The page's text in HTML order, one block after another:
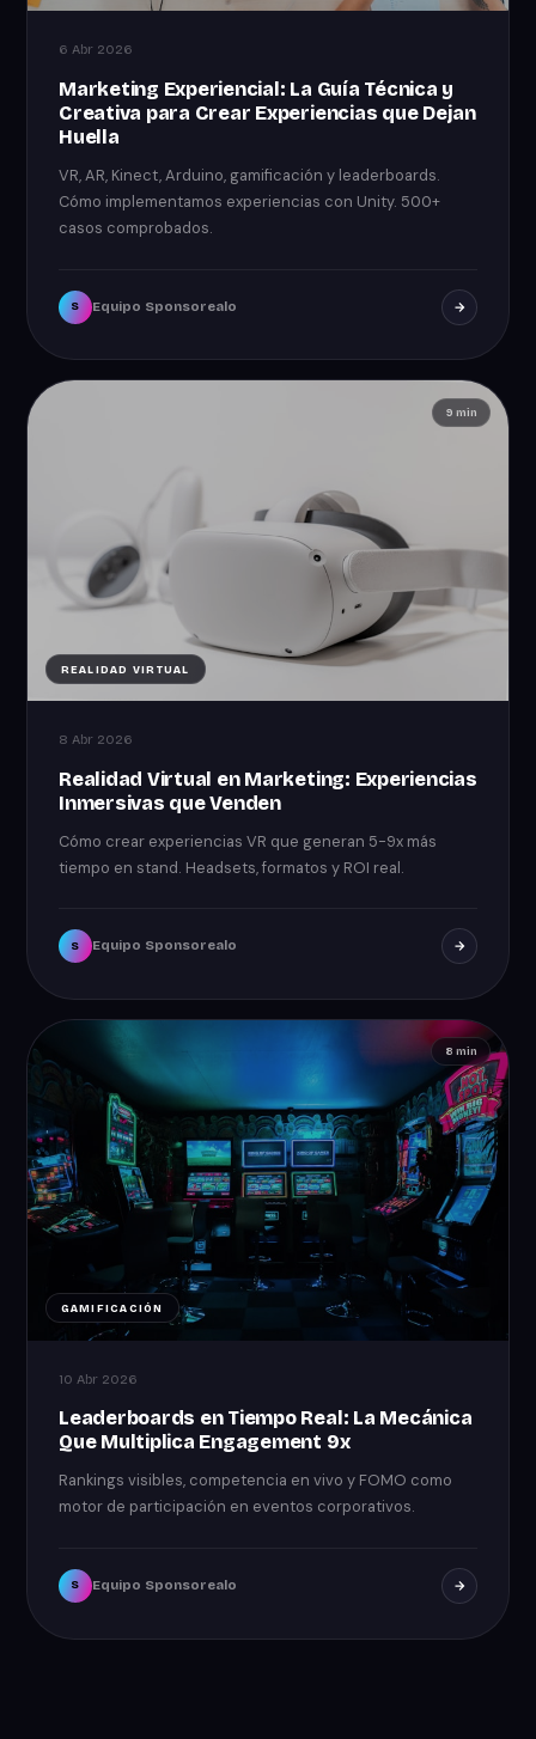
6 Abr 2026
Marketing Experiencial: La Guía Técnica y
Creativa para Crear Experiencias que Dejan
Huella
VR, AR, Kinect, Arduino, gamificación y leaderboards.
Cómo implementamos experiencias con Unity. 500+
casos comprobados.
S Equipo Sponsorealo
REALIDAD VIRTUAL
9 min
8 Abr 2026
Realidad Virtual en Marketing: Experiencias
Inmersivas que Venden
Cómo crear experiencias VR que generan 5-9x más
tiempo en stand. Headsets, formatos y ROI real.
S Equipo Sponsorealo
GAMIFICACIÓN
8 min
10 Abr 2026
Leaderboards en Tiempo Real: La Mecánica
Que Multiplica Engagement 9x
Rankings visibles, competencia en vivo y FOMO como
motor de participación en eventos corporativos.
S Equipo Sponsorealo